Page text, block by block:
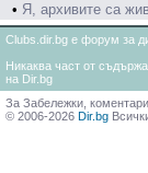
• Я, архивите са
Clubs.dir.bg е форум за
Никаква част от
на Dir.bg
За Забележки,
© 2006-2026 Dir.bg